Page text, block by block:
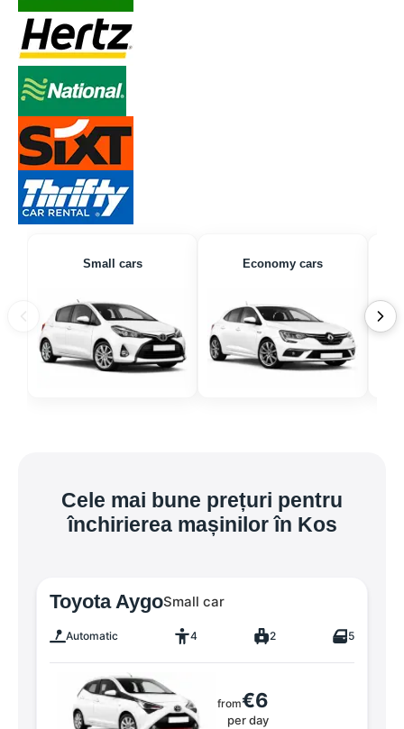
Small cars Economy cars
Cele mai bune prețuri pentru
închirierea mașinilor în Kos
Toyota AygoSmall car
Automatic 4 2 5
from€6
per day